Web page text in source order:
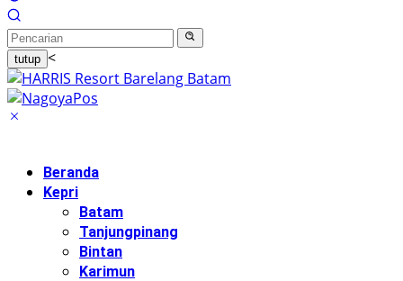
tutup <
Beranda
Kepri
Batam
Tanjungpinang
Bintan
Karimun